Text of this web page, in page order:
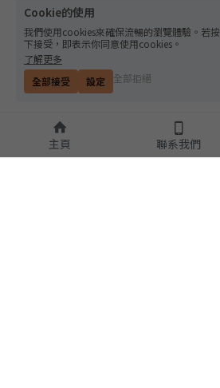
主頁 聯系我們
Cookie的使用
我們使用cookies來確保流暢的瀏覽體驗。若按
下接受，即表示你同意使用cookies。
了解更多
全部接受
設定 全部拒絕